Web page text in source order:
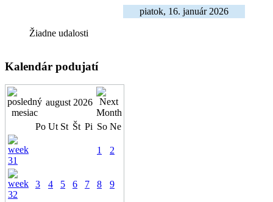
piatok, 16. január 2026
Žiadne udalosti
Kalendár podujatí
august 2026
Po Ut St Št Pi So Ne
1 2
3 4 5 6 7 8 9